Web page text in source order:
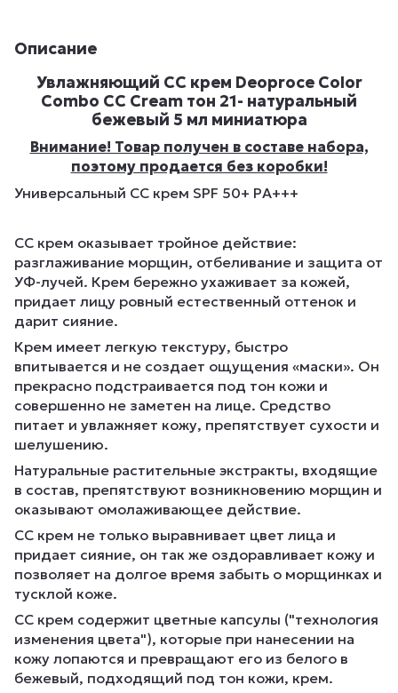
Описание
Увлажняющий СС крем Deoproce Color
Combo CC Cream тон 21- натуральный
бежевый 5 мл миниатюра
Внимание! Товар получен в составе набора,
поэтому продается без коробки!
Универсальный СС крем SPF 50+ PA+++
СС крем оказывает тройное действие:
разглаживание морщин, отбеливание и защита от
УФ-лучей. Крем бережно ухаживает за кожей,
придает лицу ровный естественный оттенок и
дарит сияние.
Крем имеет легкую текстуру, быстро
впитывается и не создает ощущения «маски». Он
прекрасно подстраивается под тон кожи и
совершенно не заметен на лице. Средство
питает и увлажняет кожу, препятствует сухости и
шелушению.
Натуральные растительные экстракты, входящие
в состав, препятствуют возникновению морщин и
оказывают омолаживающее действие.
СС крем не только выравнивает цвет лица и
придает сияние, он так же оздоравливает кожу и
позволяет на долгое время забыть о морщинках и
тусклой коже.
СС крем содержит цветные капсулы ("технология
изменения цвета"), которые при нанесении на
кожу лопаются и превращают его из белого в
бежевый, подходящий под тон кожи, крем.